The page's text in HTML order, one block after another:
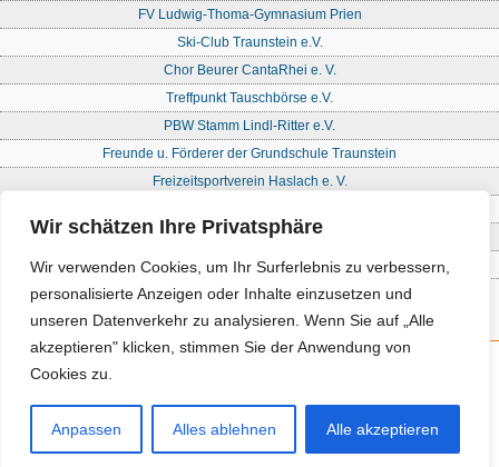
Wir schätzen Ihre Privatsphäre
Wir verwenden Cookies, um Ihr Surferlebnis zu verbessern,
personalisierte Anzeigen oder Inhalte einzusetzen und
unseren Datenverkehr zu analysieren. Wenn Sie auf „Alle
akzeptieren" klicken, stimmen Sie der Anwendung von
Cookies zu.
Anpassen Alles ablehnen Alle akzeptieren
FV Ludwig-Thoma-Gymnasium Prien
Ski-Club Traunstein e.V.
Chor Beurer CantaRhei e. V.
Treffpunkt Tauschbörse e.V.
PBW Stamm Lindl-Ritter e.V.
Freunde u. Förderer der Grundschule Traunstein
Freizeitsportverein Haslach e. V.
Initiative Nandlstadt Eltern für Kinder e. V.
Reit- und Fahrverein Traunstein e. V
Impressum
Datenschutz